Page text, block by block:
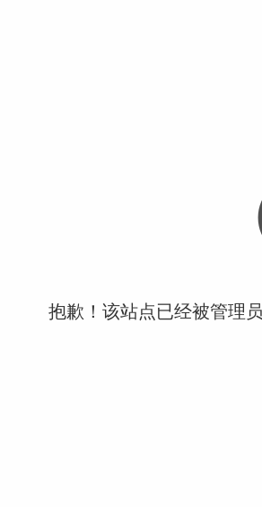
抱歉！该站点已经被管理